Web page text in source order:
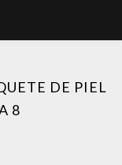
DE PIEL
8